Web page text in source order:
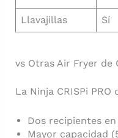
Llavajillas Sí
vs Otras Air Fryer de
La Ninja CRISPi PRO
Dos recipientes
Mayor capacidad